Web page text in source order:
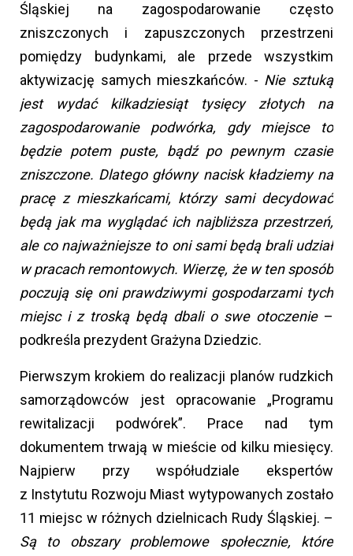
Śląskiej na zagospodarowanie często
zniszczonych i zapuszczonych przestrzeni
pomiędzy budynkami, ale przede wszystkim
aktywizację samych mieszkańców. - Nie sztuką
jest wydać kilkadziesiąt tysięcy złotych na
zagospodarowanie podwórka, gdy miejsce to
będzie potem puste, bądź po pewnym czasie
zniszczone. Dlatego główny nacisk kładziemy na
pracę z mieszkańcami, którzy sami decydować
będą jak ma wyglądać ich najbliższa przestrzeń,
ale co najważniejsze to oni sami będą brali udział
w pracach remontowych. Wierzę, że w ten sposób
poczują się oni prawdziwymi gospodarzami tych
miejsc i z troską będą dbali o swe otoczenie–
podkreśla prezydent Grażyna Dziedzic.
Pierwszym krokiem do realizacji planów rudzkich
samorządowców jest opracowanie „Programu
rewitalizacji podwórek”. Prace nad tym
dokumentem trwają w mieście od kilku miesięcy.
Najpierw przy współudziale ekspertów
z Instytutu Rozwoju Miast wytypowanych zostało
11 miejsc w różnych dzielnicach Rudy Śląskiej. –
Są to obszary problemowe społecznie, które